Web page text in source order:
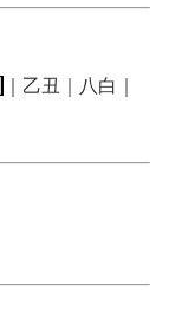
｜乙丑｜八白｜